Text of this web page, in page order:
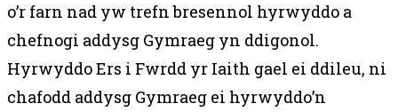
o’r farn nad yw trefn bresennol hyrwyddo a
chefnogi addysg Gymraeg yn ddigonol.
Hyrwyddo Ers i Fwrdd yr Iaith gael ei ddileu, ni
chafodd addysg Gymraeg ei hyrwyddo’n